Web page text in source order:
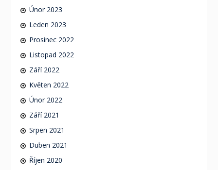
Únor 2023
Leden 2023
Prosinec 2022
Listopad 2022
Září 2022
Květen 2022
Únor 2022
Září 2021
Srpen 2021
Duben 2021
Říjen 2020